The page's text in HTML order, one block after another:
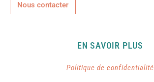
Nous contacter
EN SAVOIR PLUS
Politique de confidentialité